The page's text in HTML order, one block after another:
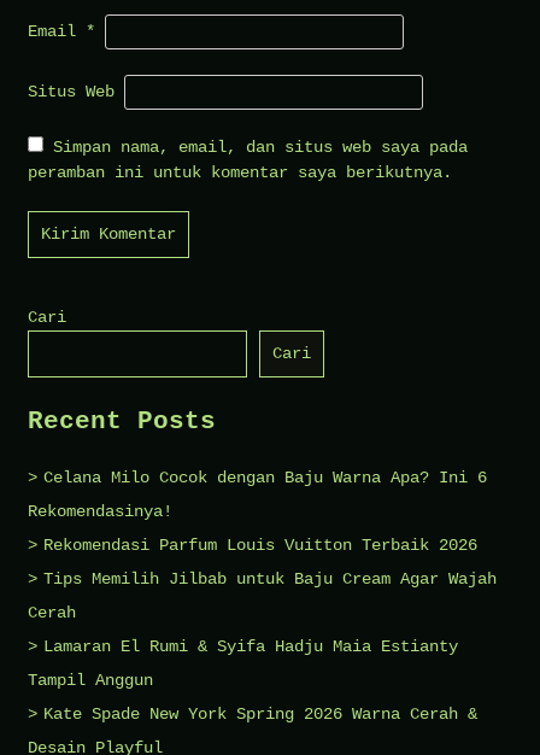
Email *
Situs Web
Simpan nama, email, dan situs web saya pada
peramban ini untuk komentar saya berikutnya.
Cari
Cari
Recent Posts
Celana Milo Cocok dengan Baju Warna Apa? Ini 6
Rekomendasinya!
Rekomendasi Parfum Louis Vuitton Terbaik 2026
Tips Memilih Jilbab untuk Baju Cream Agar Wajah
Cerah
Lamaran El Rumi & Syifa Hadju Maia Estianty
Tampil Anggun
Kate Spade New York Spring 2026 Warna Cerah &
Desain Playful